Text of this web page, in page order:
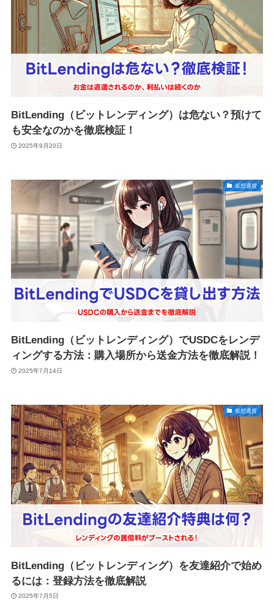
BitLending（ビットレンディング）は危ない？預けて
も安全なのかを徹底検証！
2025年9月20日
仮想通貨
BitLending（ビットレンディング）でUSDCをレンデ
ィングする方法：購入場所から送金方法を徹底解説！
2025年7月14日
仮想通貨
BitLending（ビットレンディング）を友達紹介で始め
るには：登録方法を徹底解説
2025年7月5日